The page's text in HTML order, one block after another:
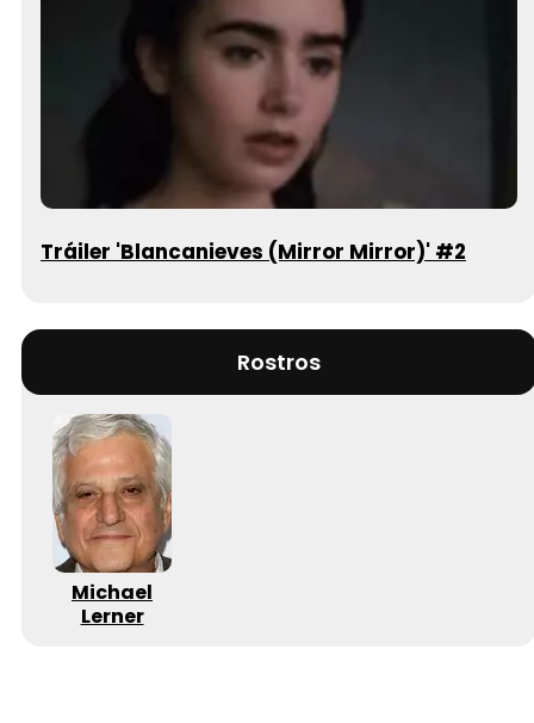
Tráiler 'Blancanieves (Mirror Mirror)' #2
Rostros
Michael
Lerner